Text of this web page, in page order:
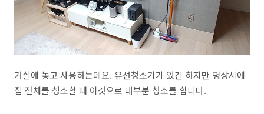
거실에 놓고 사용하는데요. 유선청소기가 있긴 하지만 평상시에
집 전체를 청소할 때 이것으로 대부분 청소를 합니다.